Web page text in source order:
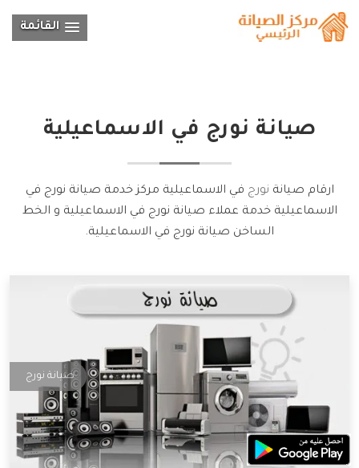
القائمة
صيانة نورج في الاسماعيلية
ارقام صيانة نورج في الاسماعيلية مركز خدمة صيانة نورج في
الاسماعيلية خدمة عملاء صيانة نورج في الاسماعيلية و الخط
الساخن صيانة نورج في الاسماعيلية.
صيانة نورج